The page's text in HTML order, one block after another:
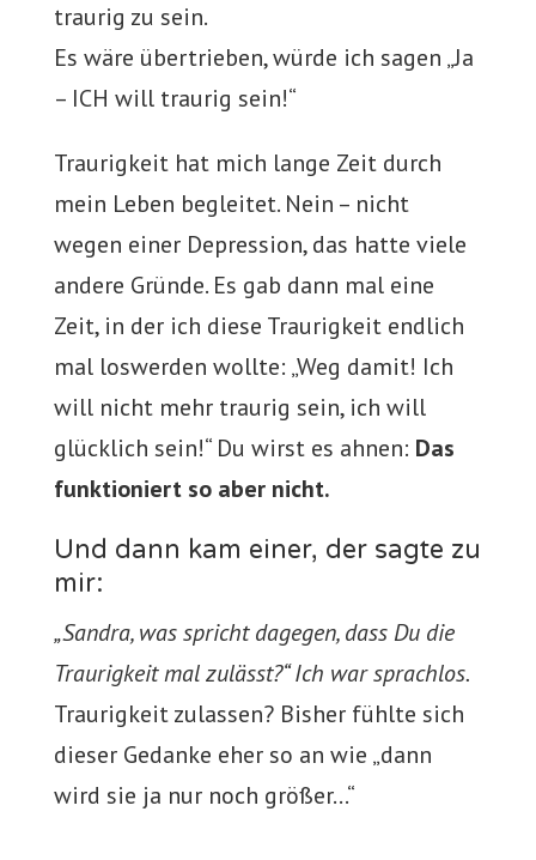
traurig zu sein.
Es wäre übertrieben, würde ich sagen „Ja
– ICH will traurig sein!“
Traurigkeit hat mich lange Zeit durch
mein Leben begleitet. Nein – nicht
wegen einer Depression, das hatte viele
andere Gründe. Es gab dann mal eine
Zeit, in der ich diese Traurigkeit endlich
mal loswerden wollte: „Weg damit! Ich
will nicht mehr traurig sein, ich will
glücklich sein!“ Du wirst es ahnen: Das
funktioniert so aber nicht.
Und dann kam einer, der sagte zu
mir:
„Sandra, was spricht dagegen, dass Du die
Traurigkeit mal zulässt?“ Ich war sprachlos.
Traurigkeit zulassen? Bisher fühlte sich
dieser Gedanke eher so an wie „dann
wird sie ja nur noch größer…“